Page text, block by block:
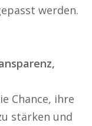
werden.
Chance, ihre
stärken und